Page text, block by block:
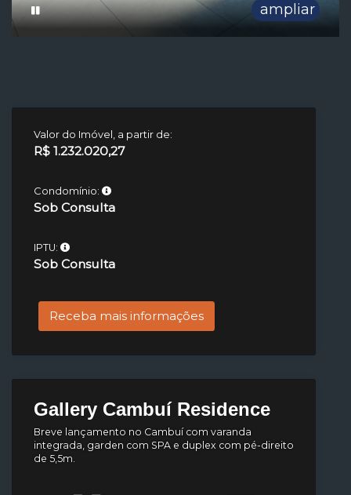
ampliar
Gallery Cambuí Residence
Breve lançamento no Cambuí com varanda
integrada, garden com SPA e duplex com pé-direito
de 5,5m.
Valor do Imóvel, a partir de:
R$ 1.232.020,27
Condomínio:
Sob Consulta
IPTU:
Sob Consulta
Receba mais informações